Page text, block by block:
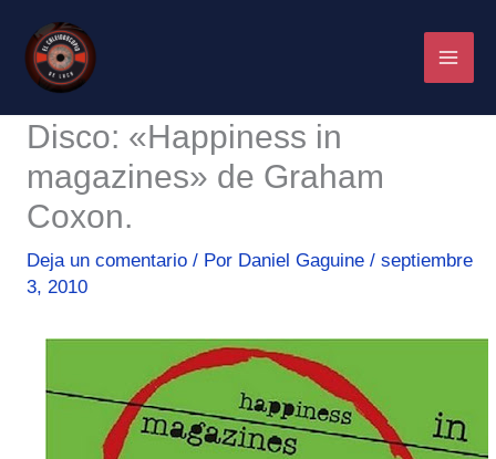
contenido
Disco: «Happiness in
magazines» de Graham
Coxon.
Deja un comentario / Por Daniel Gaguine / septiembre
3, 2010